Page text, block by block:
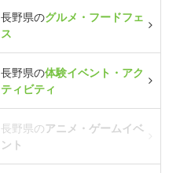
長野県のグルメ・フードフェ
ス
長野県の体験イベント・アク
ティビティ
長野県のアニメ・ゲームイベ
ント